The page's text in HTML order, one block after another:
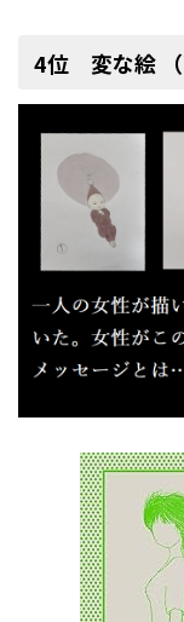
4位 変な絵 （